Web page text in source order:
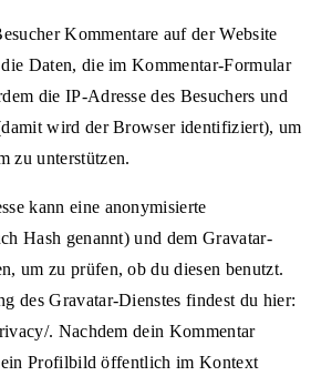
Kommentare auf der Website
Daten, die im Kommentar-Formular
die IP-Adresse des Besuchers und
wird der Browser identifiziert), um
zu unterstützen.
kann eine anonymisierte
Hash genannt) und dem Gravatar-
um zu prüfen, ob du diesen benutzt.
des Gravatar-Dienstes findest du hier:
. Nachdem dein Kommentar
Profilbild öffentlich im Kontext